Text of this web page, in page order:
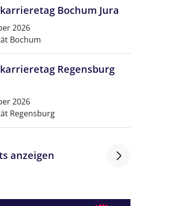
Bochum Jura
2026
Bochum
Regensburg
2026
Regensburg
anzeigen